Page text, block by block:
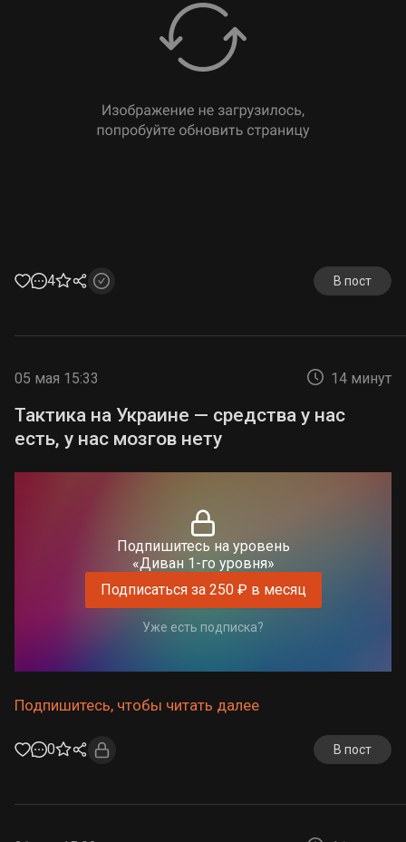
4 В пост
05 мая 15:33 14 минут
Тактика на Украине — средства у нас
есть, у нас мозгов нету
Подпишитесь на уровень
«Диван 1-го уровня»
Подписаться за 250 ₽ в месяц
Уже есть подписка?
Подпишитесь, чтобы читать далее
0 В пост